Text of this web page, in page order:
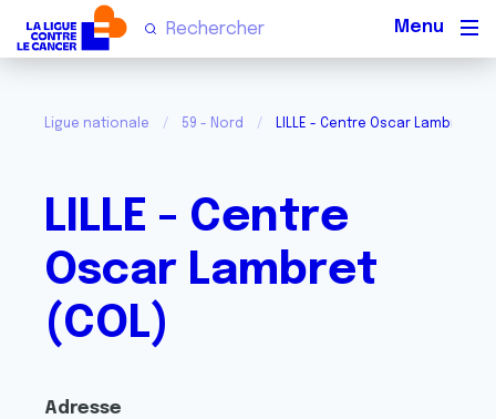
Ligue nationale 59 - Nord LILLE - Centre Oscar Lambret
LILLE - Centre
Oscar Lambret
(COL)
Adresse